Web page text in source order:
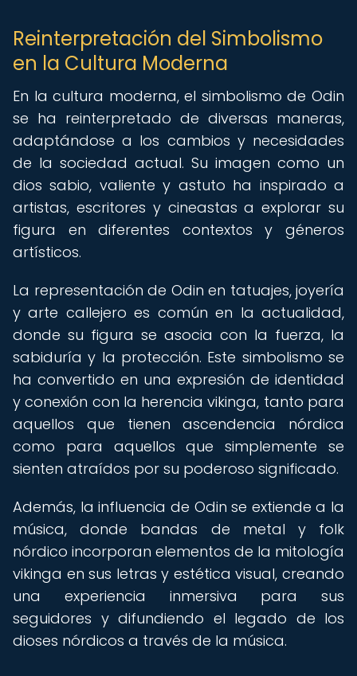
Reinterpretación del Simbolismo
en la Cultura Moderna
En la cultura moderna, el simbolismo de Odin
se ha reinterpretado de diversas maneras,
adaptándose a los cambios y necesidades
de la sociedad actual. Su imagen como un
dios sabio, valiente y astuto ha inspirado a
artistas, escritores y cineastas a explorar su
figura en diferentes contextos y géneros
artísticos.
La representación de Odin en tatuajes, joyería
y arte callejero es común en la actualidad,
donde su figura se asocia con la fuerza, la
sabiduría y la protección. Este simbolismo se
ha convertido en una expresión de identidad
y conexión con la herencia vikinga, tanto para
aquellos que tienen ascendencia nórdica
como para aquellos que simplemente se
sienten atraídos por su poderoso significado.
Además, la influencia de Odin se extiende a la
música, donde bandas de metal y folk
nórdico incorporan elementos de la mitología
vikinga en sus letras y estética visual, creando
una experiencia inmersiva para sus
seguidores y difundiendo el legado de los
dioses nórdicos a través de la música.